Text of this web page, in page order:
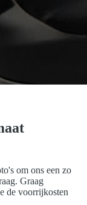
om ons een zo
Graag
de voorrijkosten